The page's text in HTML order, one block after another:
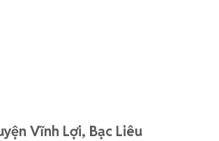
Vĩnh Lợi, Bạc Liêu